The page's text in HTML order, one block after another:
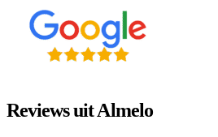
Reviews uit Almelo